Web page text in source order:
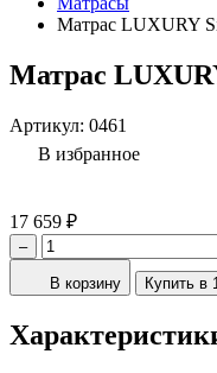
Матрас LUXURY
Матрас
Артикул: 0461
В избранное
17 659 ₽
–
В корзину Купить в